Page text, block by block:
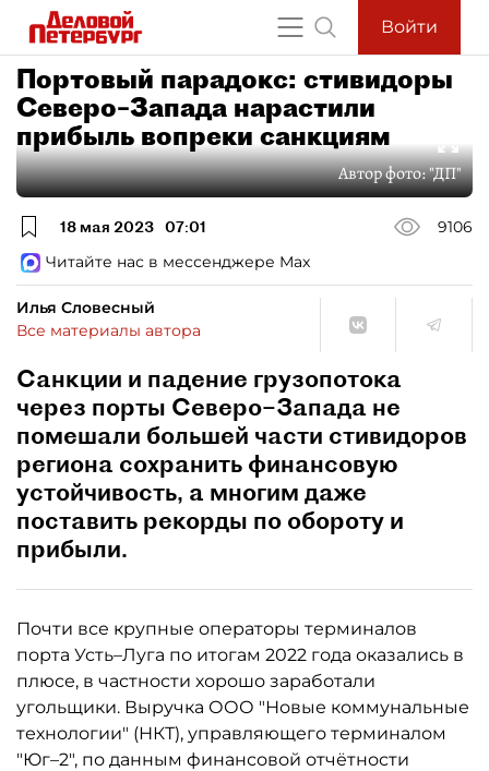
Войти
Портовый парадокс: стивидоры
Северо–Запада нарастили
прибыль вопреки санкциям
Автор фото:"ДП"
18 мая 2023 07:01
9106
Читайте нас в мессенджере Max
Илья Словесный
Все материалы автора
Санкции и падение грузопотока
через порты Северо–Запада не
помешали большей части стивидоров
региона сохранить финансовую
устойчивость, а многим даже
поставить рекорды по обороту и
прибыли.
Почти все крупные операторы терминалов
порта Усть–Луга по итогам 2022 года оказались в
плюсе, в частности хорошо заработали
угольщики. Выручка ООО "Новые коммунальные
технологии" (НКТ), управляющего терминалом
"Юг–2", по данным финансовой отчётности